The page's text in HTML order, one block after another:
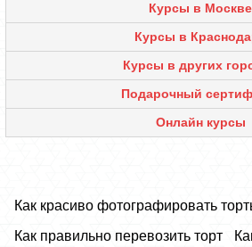
Курсы в Москве
Курсы в
Курсы в других
Подарочный
Онлайн курсы
Как красиво фотографировать
Как правильно перевозить торт